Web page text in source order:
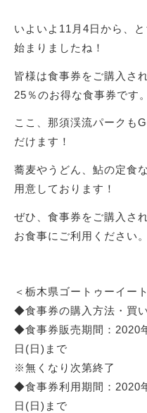
いよいよ11月4日から、
始まりましたね！
皆様は食事券をご購入さ
25％のお得な食事券です。
ここ、那須渓流パークも
だけます！
蕎麦やうどん、鮎の定食
用意しております！
ぜひ、食事券をご購入さ
お食事にご利用ください。
＜栃木県ゴートゥーイー
◆食事券の購入方法・買
◆食事券販売期間：2020
日(日)まで
※無くなり次第終了
◆食事券利用期間：2020
日(日)まで